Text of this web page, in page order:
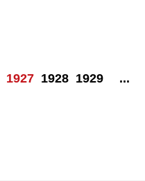
1927 1928 1929 ...